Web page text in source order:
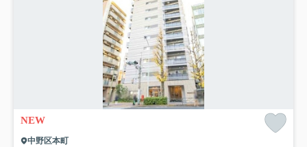
NEW
中野区本町